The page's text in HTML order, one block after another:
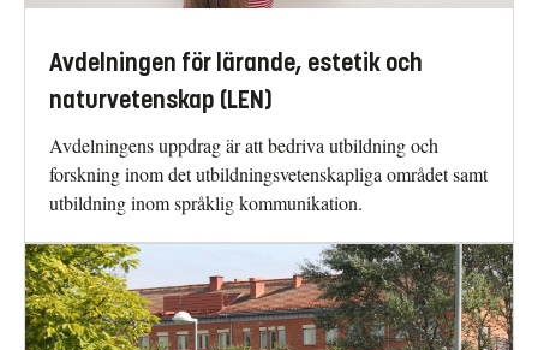
Avdelningen för lärande, estetik och
naturvetenskap (LEN)
Avdelningens uppdrag är att bedriva utbildning och
forskning inom det utbildningsvetenskapliga området samt
utbildning inom språklig kommunikation.